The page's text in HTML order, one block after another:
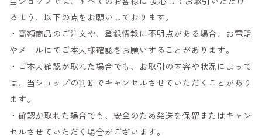
るよう、以下の点をお願いしております。
・高額商品のご注文や、登録情報に不明点がある場合、お電話
やメールにてご本人様確認をお願いすることがあります。
・ご本人確認が取れた場合でも、お取引の内容や状況によって
は、当ショップの判断でキャンセルさせていただくことがあり
ます。
・確認が取れた場合でも、安全のため発送を保留またはキャン
セルさせていただく場合がございます。